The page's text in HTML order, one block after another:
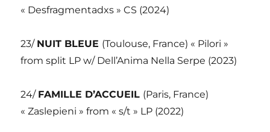
« Desfragmentadxs » CS (2024)
23/ NUIT BLEUE (Toulouse, France) « Pilori »
from split LP w/ Dell’Anima Nella Serpe (2023)
24/ FAMILLE D’ACCUEIL (Paris, France)
« Zaslepieni » from « s/t » LP (2022)